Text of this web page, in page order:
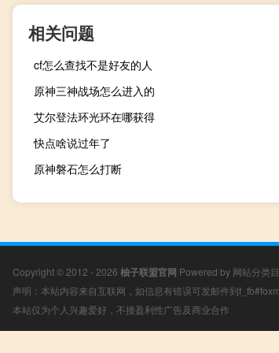
相关问题
cf怎么查找不是好友的人
原神三神战场怎么进入的
艾尔登法环光环在哪获得
快点啥说过年了
原神磐石怎么打断
Copyright © 2012 - 2026 柚子联盟官网 Powered by 网站分类
声明：本站内容来自互联网，如信息有错误可发邮件到
本站仅为个人兴趣爱好，不接盈利性广告及商业合作